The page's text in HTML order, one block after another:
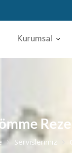
Kurumsal
Servislerimiz